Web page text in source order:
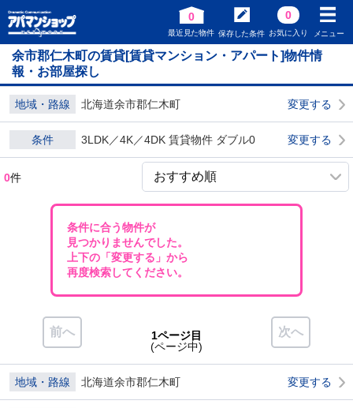
0
最近見た物件 保存した条件
0
お気に入り メニュー
余市郡仁木町の賃貸[賃貸マンション・アパート]物件情
報・お部屋探し
地域・路線 北海道余市郡仁木町 変更する
条件 3LDK／4K／4DK 賃貸物件 ダブル0 変更する
0件
条件に合う物件が
見つかりませんでした。
上下の「変更する」から
再度検索してください。
前へ 次へ
1ページ目
(ページ中)
地域・路線 北海道余市郡仁木町 変更する